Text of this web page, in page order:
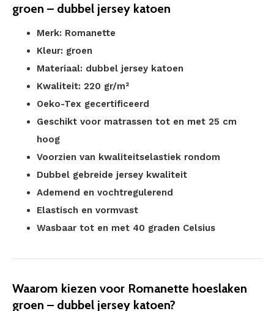
groen – dubbel jersey katoen
Merk: Romanette
Kleur: groen
Materiaal: dubbel jersey katoen
Kwaliteit: 220 gr/m²
Oeko-Tex gecertificeerd
Geschikt voor matrassen tot en met 25 cm
hoog
Voorzien van kwaliteitselastiek rondom
Dubbel gebreide jersey kwaliteit
Ademend en vochtregulerend
Elastisch en vormvast
Wasbaar tot en met 40 graden Celsius
Waarom kiezen voor Romanette hoeslaken
groen – dubbel jersey katoen?